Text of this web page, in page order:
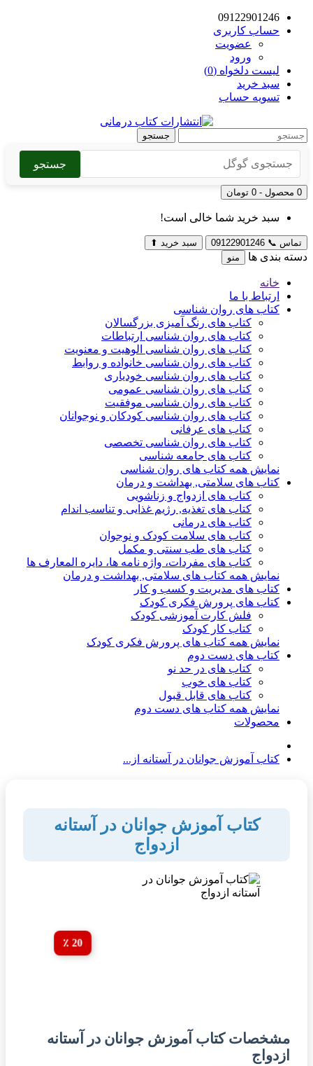
09122901246
حساب کاربری
عضویت
ورود
لیست دلخواه (0)
سبد خرید
تسویه حساب
جستجو
جستجو
0 محصول - 0 تومان
سبد خرید شما خالی است!
تماس 📞
09122901246 سبد خرید ⬆
دسته بندی ها منو
خانه
ارتباط با ما
کتاب های روان شناسی
کتاب های رنگ آمیزی بزرگسالان
کتاب های روان شناسی ارتباطات
کتاب های روان شناسی الوهیت و معنویت
کتاب های روان شناسی خانواده و روابط
کتاب های روان شناسی خودیاری
کتاب های روان شناسی عمومی
کتاب های روان شناسی موفقیت
کتاب های روان شناسی کودکان و نوجوانان
کتاب های عرفانی
کتاب های روان شناسی تخصصی
کتاب های جامعه شناسی
نمایش همه کتاب های روان شناسی
کتاب های سلامتی, بهداشت و درمان
کتاب های ازدواج و زناشویی
کتاب های تغذیه, رژیم غذایی و تناسب اندام
کتاب های درمانی
کتاب های سلامت کودک و نوجوان
کتاب های طب سنتی و مکمل
کتاب های مفردات، واژه نامه ها، دایره المعارف ها
نمایش همه کتاب های سلامتی, بهداشت و درمان
کتاب های مدیریت و کسب و کار
کتاب های پرورش فکری کودک
فلش کارت آموزشی کودک
کتاب کار کودک
نمایش همه کتاب های پرورش فکری کودک
کتاب های دست دوم
کتاب های در حد نو
کتاب های خوب
کتاب های قابل قبول
نمایش همه کتاب های دست دوم
محصولات
کتاب آموزش جوانان در آستانه از...
کتاب آموزش جوانان در آستانه
ازدواج
20 ٪
مشخصات کتاب آموزش جوانان در آستانه
ازدواج